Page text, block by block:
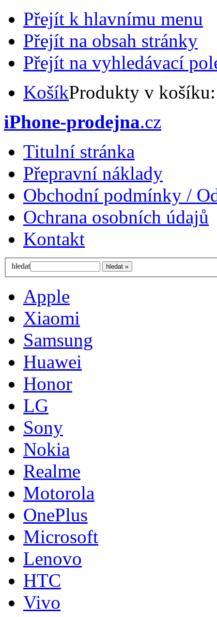
Přejít k hlavnímu menu
Přejít na obsah stránky
Přejít na vyhledávací
KošíkProdukty v
iPhone-prodejna.cz
Titulní stránka
Přepravní náklady
Obchodní podmínky /
Ochrana osobních údajů
Kontakt
hledat
Apple
Xiaomi
Samsung
Huawei
Honor
LG
Sony
Nokia
Realme
Motorola
OnePlus
Microsoft
Lenovo
HTC
Vivo